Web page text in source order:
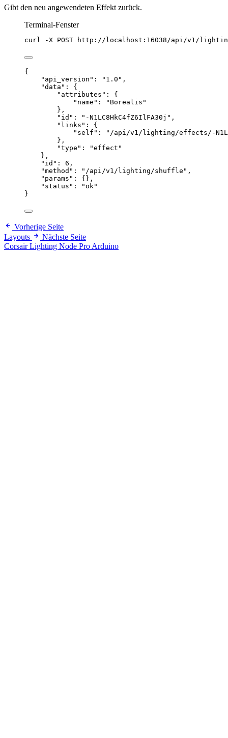
Gibt den neu angewendeten Effekt zurück.
Terminal-Fenster
curl -X POST http://localhost:16038/api/v1/
{
"api_version" : " 1.0 " ,
"data" : {
"attributes" : {
"name" : " Borealis "
},
"id" : " -N1LC8HkC4fZ6IlFA30j " ,
"links" : {
"self" : " /api/v1/lighting/effects/-
},
"type" : "effect "
},
"id" : 6 ,
"method" : " /api/v1/lighting/shuffle " ,
"params" : {},
"status" : "ok"
}
Vorherige Seite
Layouts
Nächste Seite
Corsair Lighting Node Pro Arduino